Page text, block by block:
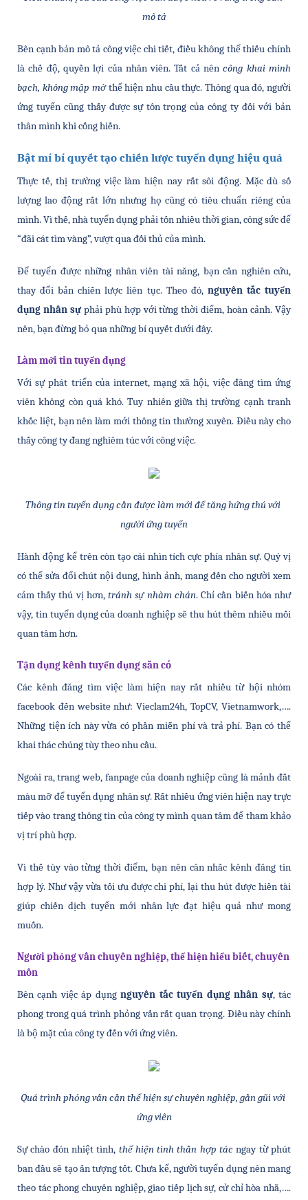
mô tả
Bên cạnh bản mô tả công việc chi tiết, điều không thể thiếu chính
là chế độ, quyền lợi của nhân viên. Tất cả nên công khai minh
bạch, không mập mờ thể hiện nhu cầu thực. Thông qua đó, người
ứng tuyển cũng thấy được sự tôn trọng của công ty đối với bản
thân mình khi cống hiến.
Bật mí bí quyết tạo chiến lược tuyển dụng hiệu quả
Thực tế, thị trường việc làm hiện nay rất sôi động. Mặc dù số
lượng lao động rất lớn nhưng họ cũng có tiêu chuẩn riêng của
mình. Vì thế, nhà tuyển dụng phải tốn nhiều thời gian, công sức để
“đãi cát tìm vàng”, vượt qua đối thủ của mình.
Để tuyển được những nhân viên tài năng, bạn cần nghiên cứu,
thay đổi bản chiến lược liên tục. Theo đó, nguyên tắc tuyển
dụng nhân sự phải phù hợp với từng thời điểm, hoàn cảnh. Vậy
nên, bạn đừng bỏ qua những bí quyết dưới đây.
Làm mới tin tuyển dụng
Với sự phát triển của internet, mạng xã hội, việc đăng tìm ứng
viên không còn quá khó. Tuy nhiên giữa thị trường cạnh tranh
khốc liệt, bạn nên làm mới thông tin thường xuyên. Điều này cho
thấy công ty đang nghiêm túc với công việc.
Thông tin tuyển dụng cần được làm mới để tăng hứng thú với
người ứng tuyển
Hành động kể trên còn tạo cái nhìn tích cực phía nhân sự. Quý vị
có thể sửa đổi chút nội dung, hình ảnh, mang đến cho người xem
cảm thấy thú vị hơn, tránh sự nhàm chán. Chỉ cần biến hóa như
vậy, tin tuyển dụng của doanh nghiệp sẽ thu hút thêm nhiều mối
quan tâm hơn.
Tận dụng kênh tuyển dụng sẵn có
Các kênh đăng tìm việc làm hiện nay rất nhiều từ hội nhóm
facebook đến website như: Vieclam24h, TopCV, Vietnamwork,….
Những tiện ích này vừa có phần miễn phí và trả phí. Bạn có thể
khai thác chúng tùy theo nhu cầu.
Ngoài ra, trang web, fanpage của doanh nghiệp cũng là mảnh đất
màu mỡ để tuyển dụng nhân sự. Rất nhiều ứng viên hiện nay trực
tiếp vào trang thông tin của công ty mình quan tâm để tham khảo
vị trí phù hợp.
Vì thế tùy vào từng thời điểm, bạn nên cân nhắc kênh đăng tin
hợp lý. Như vậy vừa tối ưu được chi phí, lại thu hút được hiền tài
giúp chiến dịch tuyển mới nhân lực đạt hiệu quả như mong
muốn.
Người phỏng vấn chuyên nghiệp, thể hiện hiểu biết, chuyên
môn
Bên cạnh việc áp dụng nguyên tắc tuyển dụng nhân sự, tác
phong trong quá trình phỏng vấn rất quan trọng. Điều này chính
là bộ mặt của công ty đến với ứng viên.
Quá trình phỏng vấn cần thể hiện sự chuyên nghiệp, gần gũi với
ứng viên
Sự chào đón nhiệt tình, thể hiện tinh thần hợp tác ngay từ phút
ban đầu sẽ tạo ấn tượng tốt. Chưa kể, người tuyển dụng nên mang
theo tác phong chuyên nghiệp, giao tiếp lịch sự, cử chỉ hòa nhã,….